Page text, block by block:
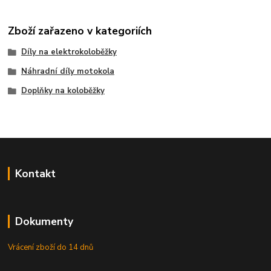
Zboží zařazeno v kategoriích
Díly na elektrokoloběžky
Náhradní díly motokola
Doplňky na koloběžky
Kontakt
Dokumenty
Vrácení zboží do 14 dnů